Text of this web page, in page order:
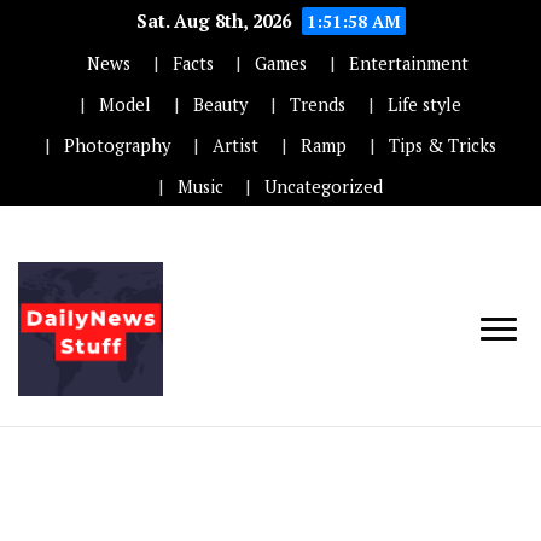
Sat. Aug 8th, 2026
1:51:58 AM
News
Facts Games
Entertainment
Model
Beauty Trends
Life style
Photography
Artist Ramp
Tips & Tricks
Music
Uncategorized